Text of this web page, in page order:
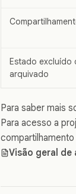
Estado excluído
arquivado
Para saber mais
Para acesso a
Visão geral de